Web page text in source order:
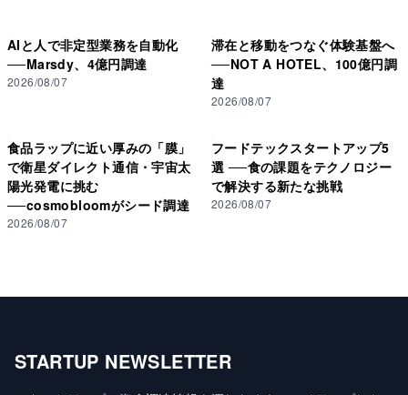
AIと人で非定型業務を自動化
──Marsdy、4億円調達
2026/08/07
滞在と移動をつなぐ体験基盤へ
──NOT A HOTEL、100億円調
達
2026/08/07
食品ラップに近い厚みの「膜」
で衛星ダイレクト通信・宇宙太
陽光発電に挑む
──cosmobloomがシード調達
2026/08/07
フードテックスタートアップ5
選 ──食の課題をテクノロジー
で解決する新たな挑戦
2026/08/07
STARTUP NEWSLETTER